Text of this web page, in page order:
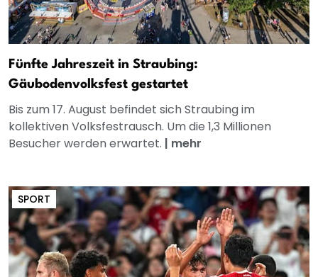
Fünfte Jahreszeit in Straubing:
Gäubodenvolksfest gestartet
Bis zum 17. August befindet sich Straubing im
kollektiven Volksfestrausch. Um die 1,3 Millionen
Besucher werden erwartet. | mehr
SPORT